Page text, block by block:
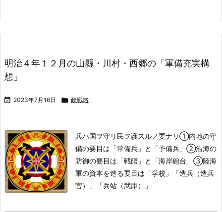
明治４年１２月の山縣・川村・西郷の「軍備充実構
想」
 2023年7月16日  政戦略
兵ハ国ヲ守リ民ヲ護スルノ要ナリ①内地の守
備の要目は「常備兵」と「予備兵」 ②沿海の
防御の要目は「戦艦」と「海岸砲台」 ③陸海
軍の資本を造る要目は「学校」「造兵（造兵
官）」「兵站（武庫）」